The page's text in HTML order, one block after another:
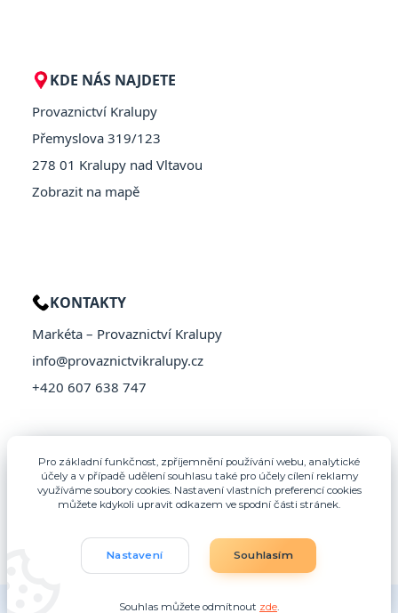
KDE NÁS NAJDETE
Provaznictví Kralupy
Přemyslova 319/123
278 01 Kralupy nad Vltavou
Zobrazit na mapě
KONTAKTY
Markéta – Provaznictví Kralupy
info@provaznictvikralupy.cz
+420 607 638 747
© 2026 Provaznictví Kralupy – Všechna práva vyhrazena
Pro základní funkčnost, zpříjemnění používání webu, analytické
účely a v případě udělení souhlasu také pro účely cílení reklamy
využíváme soubory cookies. Nastavení vlastních preferencí cookies
můžete kdykoli upravit odkazem ve spodní části stránek.
Nastavení Souhlasím
Souhlas můžete odmítnout zde.